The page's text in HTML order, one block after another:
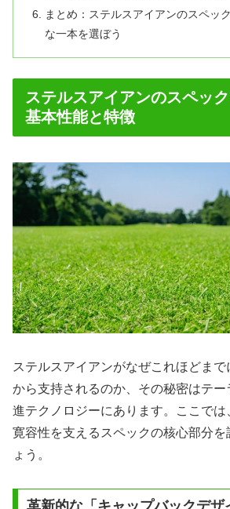
まとめ：ステルスアイアンのスペッ
な一本を選ぼう
ステルスアイアンのスペッ
基本性能と特徴
ステルスアイアンがなぜこれほどま
から支持されるのか、その秘密はテ
進テクノロジーにあります。ここでは
寛容性を支えるスペックの核心部分を
ょう。